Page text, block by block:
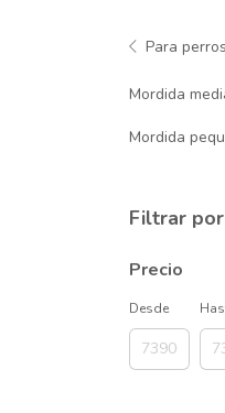
Para perros
Mordida
Mordida
Filtrar por
Precio
Desde